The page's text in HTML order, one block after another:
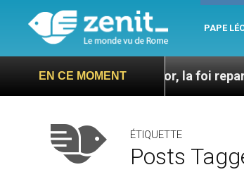
PAPE
EN CE MOMENT
Thabor, la foi reparaît des grottes
ÉTIQUETTE
Posts